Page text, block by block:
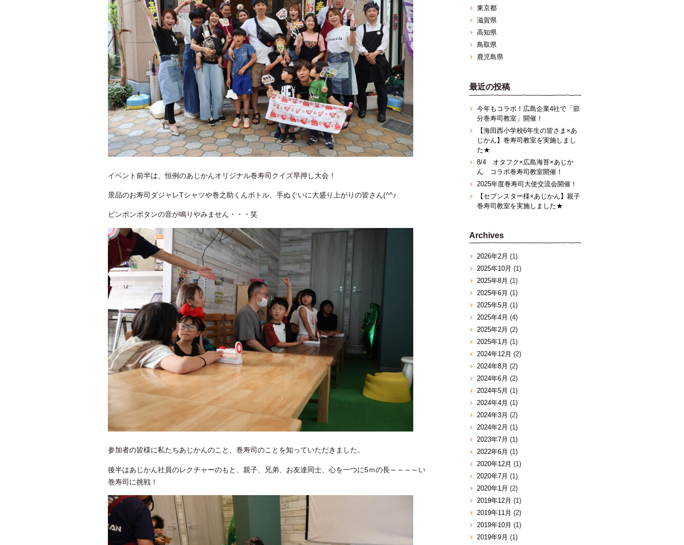
イベント前半は、恒例のあじかんオリジナル巻寿司クイズ早押し大会！
景品のお寿司ダジャレTシャツや巻之助くんボトル、手ぬぐいに大盛り上がりの皆さん(^^♪
ピンポンボタンの音が鳴りやみません・・・笑
参加者の皆様に私たちあじかんのこと、巻寿司のことを知っていただきました。
後半はあじかん社員のレクチャーのもと、親子、兄弟、お友達同士、心を一つに5ｍの長～～～～い
巻寿司に挑戦！
東京都
滋賀県
高知県
鳥取県
鹿児島県
最近の投稿
今年もコラボ！広島企業4社で「節
分巻寿司教室」開催！
【海田西小学校6年生の皆さま×あ
じかん】巻寿司教室を実施しまし
た★
8/4 オタフク×広島海苔×あじか
ん コラボ巻寿司教室開催！
2025年度巻寿司大使交流会開催！
【セブンスター様×あじかん】親子
巻寿司教室を実施しました★
Archives
2026年2月 (1)
2025年10月 (1)
2025年8月 (1)
2025年6月 (1)
2025年5月 (1)
2025年4月 (4)
2025年2月 (2)
2025年1月 (1)
2024年12月 (2)
2024年8月 (2)
2024年6月 (2)
2024年5月 (1)
2024年4月 (1)
2024年3月 (2)
2024年2月 (1)
2023年7月 (1)
2022年6月 (1)
2020年12月 (1)
2020年7月 (1)
2020年1月 (2)
2019年12月 (1)
2019年11月 (2)
2019年10月 (1)
2019年9月 (1)